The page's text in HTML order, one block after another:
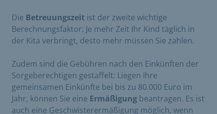
Die Betreuungszeit ist der zweite wichtige
Berechnungsfaktor: Je mehr Zeit Ihr Kind täglich in
der Kita verbringt, desto mehr müssen Sie zahlen.
Zudem sind die Gebühren nach den Einkünften der
Sorgeberechtigen gestaffelt: Liegen Ihre
gemeinsamen Einkünfte bei bis zu 80.000 Euro im
Jahr, können Sie eine Ermäßigung beantragen. Es ist
auch eine Geschwisterermäßigung möglich, wenn